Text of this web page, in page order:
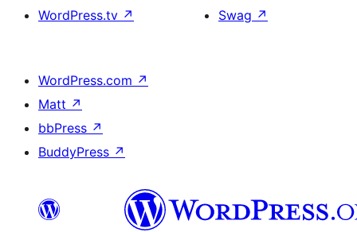
WordPress.tv ↗
Swag ↗
WordPress.com ↗
Matt ↗
bbPress ↗
BuddyPress ↗